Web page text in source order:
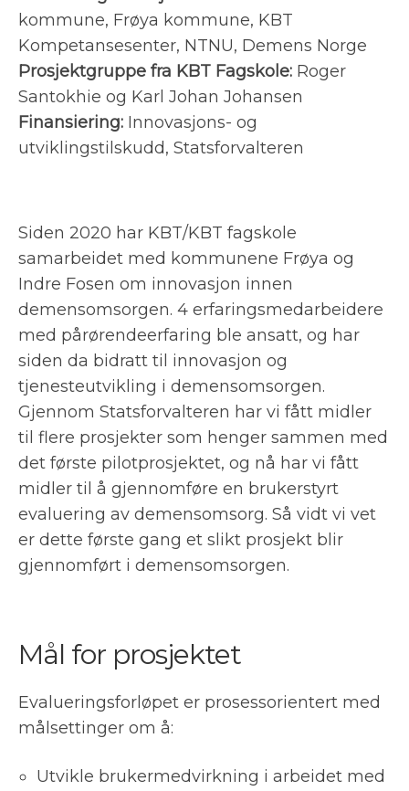
kommune, Frøya kommune, KBT
Kompetansesenter, NTNU, Demens Norge
Prosjektgruppe fra KBT Fagskole: Roger
Santokhie og Karl Johan Johansen
Finansiering: Innovasjons- og
utviklingstilskudd, Statsforvalteren
Siden 2020 har KBT/KBT fagskole
samarbeidet med kommunene Frøya og
Indre Fosen om innovasjon innen
demensomsorgen. 4 erfaringsmedarbeidere
med pårørendeerfaring ble ansatt, og har
siden da bidratt til innovasjon og
tjenesteutvikling i demensomsorgen.
Gjennom Statsforvalteren har vi fått midler
til flere prosjekter som henger sammen med
det første pilotprosjektet, og nå har vi fått
midler til å gjennomføre en brukerstyrt
evaluering av demensomsorg. Så vidt vi vet
er dette første gang et slikt prosjekt blir
gjennomført i demensomsorgen.
Mål for prosjektet
Evalueringsforløpet er prosessorientert med
målsettinger om å:
Utvikle brukermedvirkning i arbeidet med